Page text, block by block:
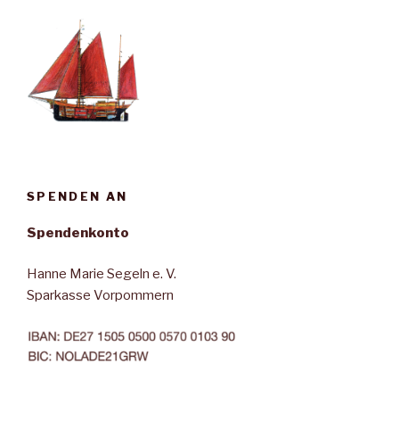
SPENDEN AN
Spendenkonto
Hanne Marie Segeln e. V.
Sparkasse Vorpommern